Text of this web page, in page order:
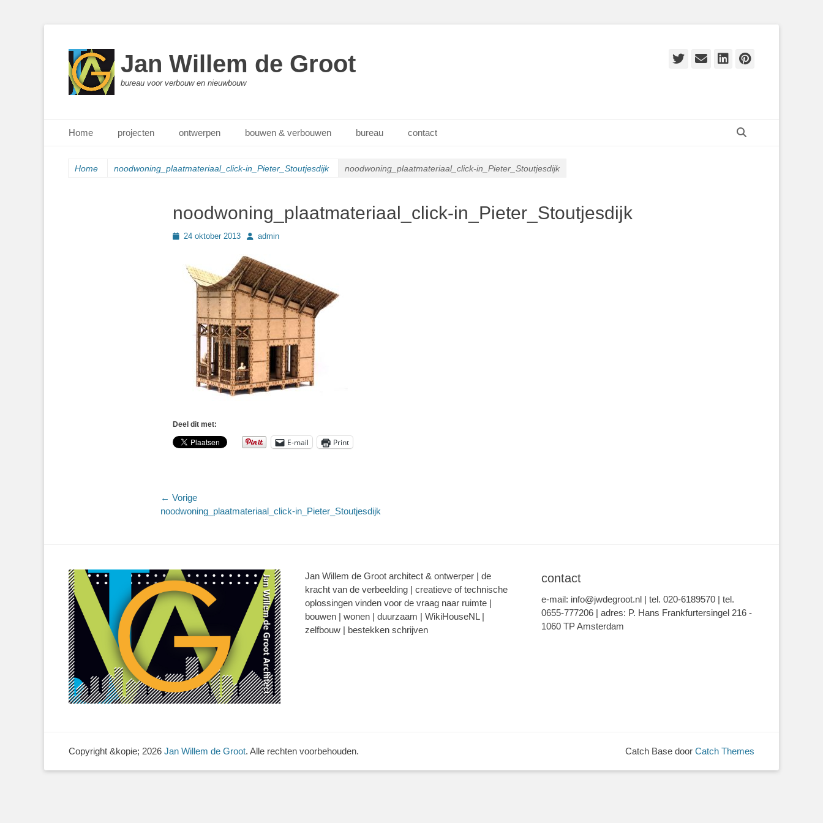
Jan Willem de Groot
bureau voor verbouw en nieuwbouw
Twitter
E-
LinkedIn
Primair menu
naar
inhoud
Home projecten ontwerpen bouwen & verbouwen bureau contact
Home noodwoning_plaatmateriaal_click-in_Pieter_Stoutjesdijk noodwoning_plaatmateriaal_click-in_Pieter_Stoutjesdijk
noodwoning_plaatmateriaal_click-in_Pieter_Stoutjesdijk
Geplaatst
24 oktober 2013 Authoradmin
Deel dit met:
E-mail Print
Bericht
navigatie
← Vorige
Vorig
noodwoning_plaatmateriaal_click-in_Pieter_Stoutjesdijk
Jan Willem de Groot architect & ontwerper | de
kracht van de verbeelding | creatieve of technische
oplossingen vinden voor de vraag naar ruimte |
bouwen | wonen | duurzaam | WikiHouseNL |
zelfbouw | bestekken schrijven
contact
e-mail: info@jwdegroot.nl | tel. 020-6189570 | tel.
0655-777206 | adres: P. Hans Frankfurtersingel 216 -
1060 TP Amsterdam
Copyright &kopie; 2026 Jan Willem de Groot. Alle rechten voorbehouden. Catch Base door Catch Themes